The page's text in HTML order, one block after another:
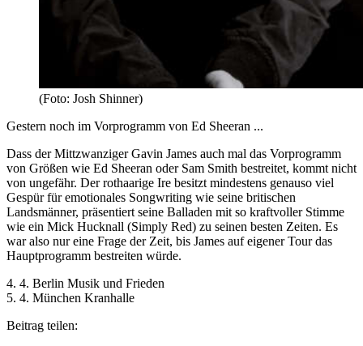
(Foto: Josh Shinner)
Gestern noch im Vorprogramm von Ed Sheeran ...
Dass der Mittzwanziger Gavin James auch mal das Vorprogramm
von Größen wie Ed Sheeran oder Sam Smith bestreitet, kommt nicht
von ungefähr. Der rothaarige Ire besitzt mindestens genauso viel
Gespür für emotionales Songwriting wie seine britischen
Landsmänner, präsentiert seine Balladen mit so kraftvoller Stimme
wie ein Mick Hucknall (Simply Red) zu seinen besten Zeiten. Es
war also nur eine Frage der Zeit, bis James auf eigener Tour das
Hauptprogramm bestreiten würde.
4. 4. Berlin Musik und Frieden
5. 4. München Kranhalle
Beitrag teilen: